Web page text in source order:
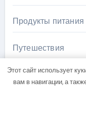
Продукты питания
Путешествия
Спорт и йога
Этот сайт использует
вам в навигации, а